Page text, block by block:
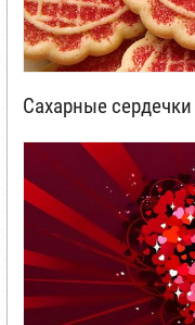
Сахарные сердечки